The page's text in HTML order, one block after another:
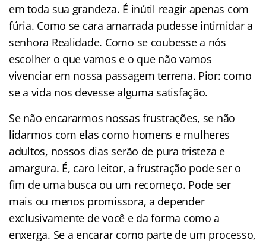
em toda sua grandeza. É inútil reagir apenas com
fúria. Como se cara amarrada pudesse intimidar a
senhora Realidade. Como se coubesse a nós
escolher o que vamos e o que não vamos
vivenciar em nossa passagem terrena. Pior: como
se a vida nos devesse alguma satisfação.
Se não encararmos nossas frustrações, se não
lidarmos com elas como homens e mulheres
adultos, nossos dias serão de pura tristeza e
amargura. É, caro leitor, a frustração pode ser o
fim de uma busca ou um recomeço. Pode ser
mais ou menos promissora, a depender
exclusivamente de você e da forma como a
enxerga. Se a encarar como parte de um processo,